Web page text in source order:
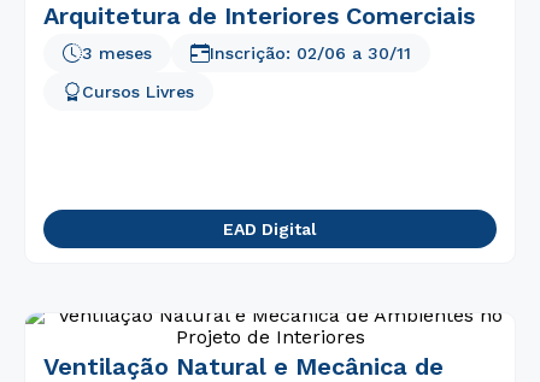
Arquitetura de Interiores Comerciais
3 meses
Cursos Livres
Inscrição: 02/06 a 30/11
EAD Digital
Ventilação Natural e Mecânica de